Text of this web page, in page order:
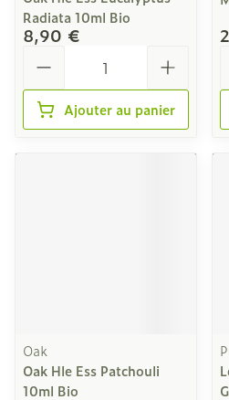
Radiata 10ml Bio
8,90 €
Ajouter au panier
Oak
Oak Hle Ess Patchouli
10ml Bio